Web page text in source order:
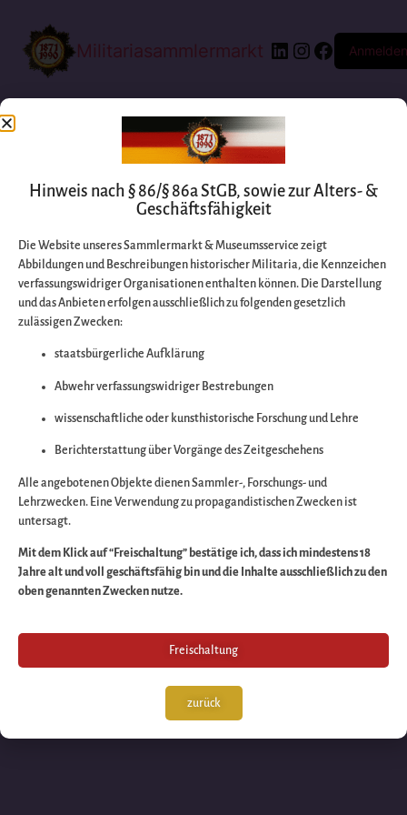
Militariasammlermarkt Anmelden
Entschuldigen Sie
bitte die
Wir arbeiten an
großartigen Sache
schauen Sie bald
wieder vorbei!
Hinweis nach § 86/§ 86a StGB, sowie zur Alters- &
Geschäftsfähigkeit
Die Website unseres Sammlermarkt & Museumsservice zeigt
Abbildungen und Beschreibungen historischer Militaria, die Kennzeichen
verfassungswidriger Organisationen enthalten können. Die Darstellung
und das Anbieten erfolgen ausschließlich zu folgenden gesetzlich
zulässigen Zwecken:
staatsbürgerliche Aufklärung
Abwehr verfassungswidriger Bestrebungen
wissenschaftliche oder kunsthistorische Forschung und Lehre
Berichterstattung über Vorgänge des Zeitgeschehens
Alle angebotenen Objekte dienen Sammler-, Forschungs- und
Lehrzwecken. Eine Verwendung zu propagandistischen Zwecken ist
untersagt.
Mit dem Klick auf “Freischaltung” bestätige ich, dass ich mindestens 18
Jahre alt und voll geschäftsfähig bin und die Inhalte ausschließlich zu den
oben genannten Zwecken nutze.
Freischaltung
zurück